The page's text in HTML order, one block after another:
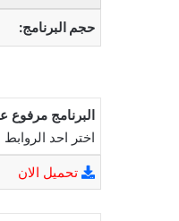
حجم البرنامج:
البرنامج
اختر احد
تحميل الان